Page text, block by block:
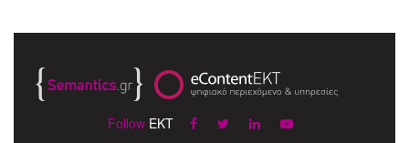
Follow EKT